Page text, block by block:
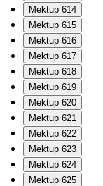
Mektup 614
Mektup 615
Mektup 616
Mektup 617
Mektup 618
Mektup 619
Mektup 620
Mektup 621
Mektup 622
Mektup 623
Mektup 624
Mektup 625